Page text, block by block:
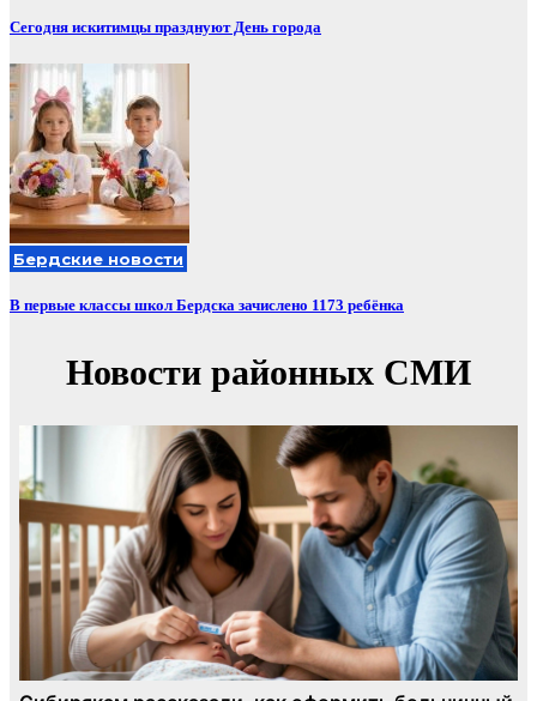
Сегодня искитимцы празднуют День города
Бердские новости
В первые классы школ Бердска зачислено 1173 ребёнка